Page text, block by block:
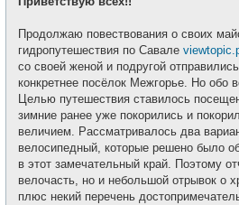
Продолжаю повествования о своих
гидропутешествия по Савале
со своей женой и подругой
конкретнее посёлок Межгорье. Но обо
Целью путешествия ставилось
зимние ранее уже покорились и
величием. Рассматривалось два
велосипедный, которые решено было
в этот замечательный край. Поэтому
велочасть, но и небольшой отрывок о
плюс некий перечень